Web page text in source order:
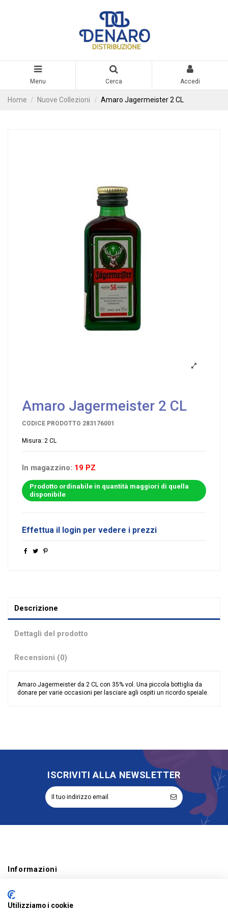
Menu Cerca Accedi
Home Nuove Collezioni Amaro Jagermeister 2 CL
Amaro Jagermeister 2 CL
CODICE PRODOTTO 283176001
Misura: 2 CL
In magazzino: 19 PZ
Prodotto ordinabile in quantità maggiori di quella
disponibile
Effettua il login per vedere i prezzi
Descrizione
Dettagli del prodotto
Recensioni (0)
Amaro Jagermeister da 2 CL con 35% vol. Una piccola bottiglia da
donare per varie occasioni per lasciare agli ospiti un ricordo speiale.
ISCRIVITI ALLA NEWSLETTER
Informazioni
Account
Utilizziamo i cookie